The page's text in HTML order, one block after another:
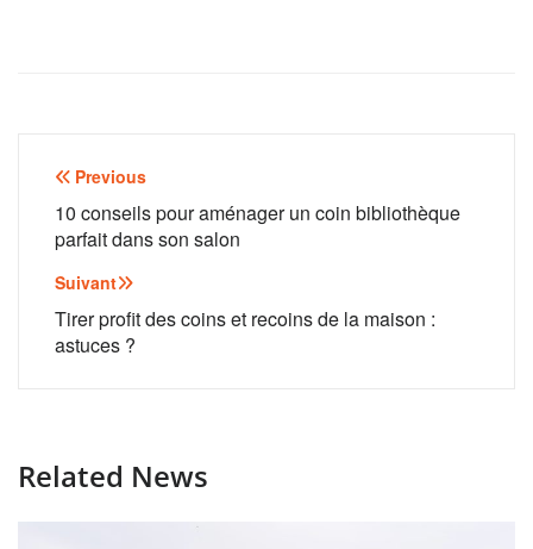
Navigation
de
l’article
Previous
10 conseils pour aménager un coin bibliothèque
parfait dans son salon
Suivant
Tirer profit des coins et recoins de la maison :
astuces ?
Related News